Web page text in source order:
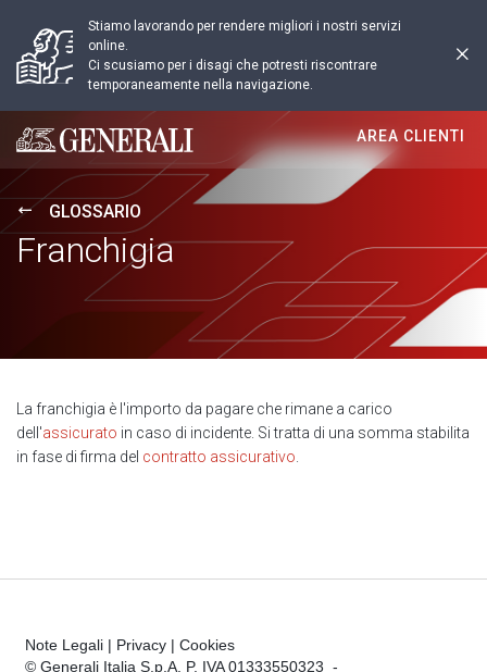
Stiamo lavorando per rendere migliori i nostri servizi
online.
Ci scusiamo per i disagi che potresti riscontrare
temporaneamente nella navigazione.
Generali logo
AREA CLIENTI
GLOSSARIO
Franchigia
La franchigia è l'importo da pagare che rimane a carico
dell'assicurato in caso di incidente. Si tratta di una somma stabilita
in fase di firma del contratto assicurativo
Note Legali | Privacy | Cookies
© Generali Italia S.p.A. P. IVA 01333550323 -